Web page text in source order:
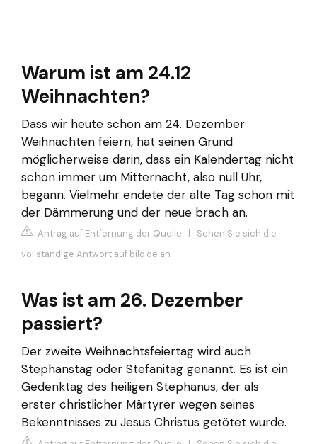
Warum ist am 24.12
Weihnachten?
Dass wir heute schon am 24. Dezember
Weihnachten feiern, hat seinen Grund
möglicherweise darin, dass ein Kalendertag nicht
schon immer um Mitternacht, also null Uhr,
begann. Vielmehr endete der alte Tag schon mit
der Dämmerung und der neue brach an.
Antrag auf Entfernung der Quelle | Sehen Sie sich die
vollständige Antwort auf bild.de an
Was ist am 26. Dezember
passiert?
Der zweite Weihnachtsfeiertag wird auch
Stephanstag oder Stefanitag genannt. Es ist ein
Gedenktag des heiligen Stephanus, der als
erster christlicher Märtyrer wegen seines
Bekenntnisses zu Jesus Christus getötet wurde.